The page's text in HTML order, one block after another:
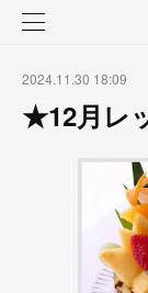
2024.11.30 18:09
★12月レ